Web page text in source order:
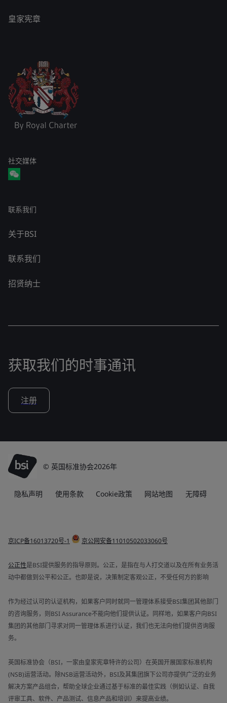
皇家宪章
社交媒体
联系我们
关于BSI
联系我们
招贤纳士
获取我们的时事通讯
注册
© 英国标准协会2026年
隐私声明 使用条款 Cookie政策 网站地图 无障碍
京ICP备16013720号-1 京公网安备11010502033060号
公正性是BSI提供服务的指导原则。公正，是指在与人打交道以及在所有业务活
动中都做到公平和公正。也即是说，决策制定客观公正，不受任何方的影响
作为经过认可的认证机构，如果客户同时就同一管理体系接受BSI集团其他部门
的咨询服务，则BSI Assurance不能向他们提供认证。同样地，如果客户向BSI
集团的其他部门寻求对同一管理体系进行认证，我们也无法向他们提供咨询服
务。
英国标准协会（BSI，一家由皇家宪章特许的公司）在英国开展国家标准机构
(NSB)运营活动。除NSB运营活动外，BSI及其集团旗下公司亦提供广泛的业务
解决方案产品组合，帮助全球企业通过基于标准的最佳实践（例如认证、自我
评审工具、软件、产品测试、信息产品和培训）来提高业绩。